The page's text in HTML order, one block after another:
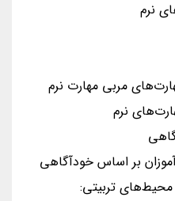
نرم
مربی مهارت نرم
نرم
بر اساس خودآگاهی